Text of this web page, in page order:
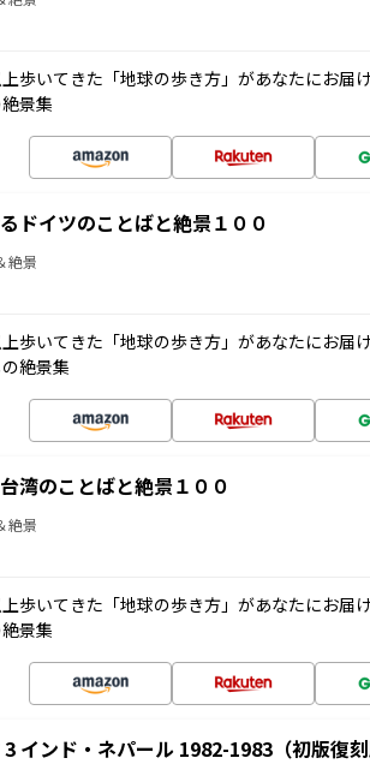
歩いてきた「地球の歩き方」があなたにお届
景集
ドイツのことばと絶景１００
絶景
歩いてきた「地球の歩き方」があなたにお届
絶景集
湾のことばと絶景１００
絶景
歩いてきた「地球の歩き方」があなたにお届
景集
インド・ネパール 1982-1983（初版復刻